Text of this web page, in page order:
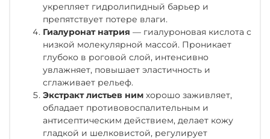
укрепляет гидролипидный барьер и
препятствует потере влаги.
Гиалуронат натрия — гиалуроновая кислота с
низкой молекулярной массой. Проникает
глубоко в роговой слой, интенсивно
увлажняет, повышает эластичность и
сглаживает рельеф.
Экстракт листьев ним хорошо заживляет,
обладает противовоспалительным и
антисептическим действием, делает кожу
гладкой и шелковистой, регулирует